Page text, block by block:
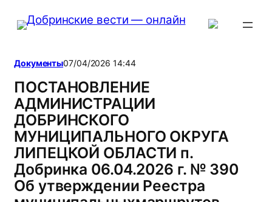
Перейти
Документы07/04/2026 14:44
ПОСТАНОВЛЕНИЕ
АДМИНИСТРАЦИИ
ДОБРИНСКОГО
МУНИЦИПАЛЬНОГО ОКРУГА
ЛИПЕЦКОЙ ОБЛАСТИ п.
Добринка 06.04.2026 г. № 390
Об утверждении Реестра